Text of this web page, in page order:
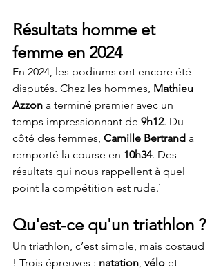
Résultats homme et
femme en 2024
En 2024, les podiums ont encore été
disputés. Chez les hommes, Mathieu
Azzon a terminé premier avec un
temps impressionnant de 9h12. Du
côté des femmes, Camille Bertrand a
remporté la course en 10h34. Des
résultats qui nous rappellent à quel
point la compétition est rude.`
Qu'est-ce qu'un triathlon ?
Un triathlon, c’est simple, mais costaud
! Trois épreuves : natation, vélo et